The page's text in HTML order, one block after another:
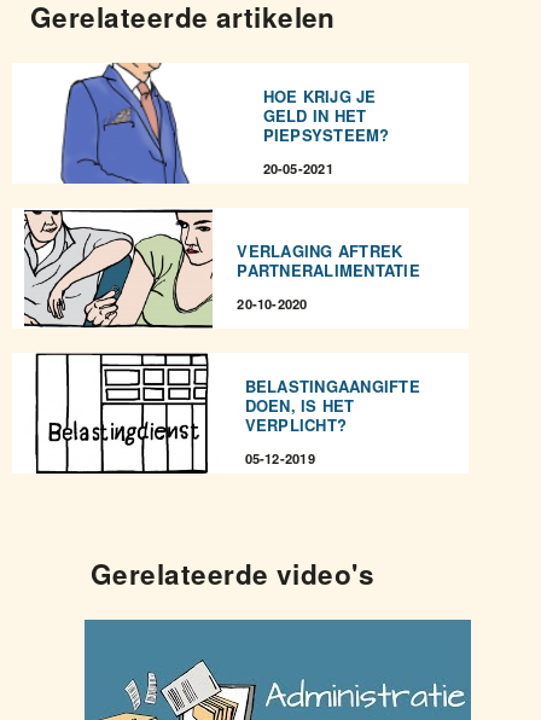
Gerelateerde artikelen
HOE KRIJG JE
GELD IN HET
PIEPSYSTEEM?
20-05-2021
VERLAGING AFTREK
PARTNERALIMENTATIE
20-10-2020
BELASTINGAANGIFTE
DOEN, IS HET
VERPLICHT?
05-12-2019
Gerelateerde video's